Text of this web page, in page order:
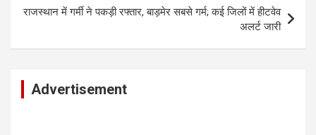
राजस्थान में गर्मी ने पकड़ी रफ्तार, बाड़मेर सबसे गर्म; कई जिलों में हीटवेव
अलर्ट जारी
Advertisement